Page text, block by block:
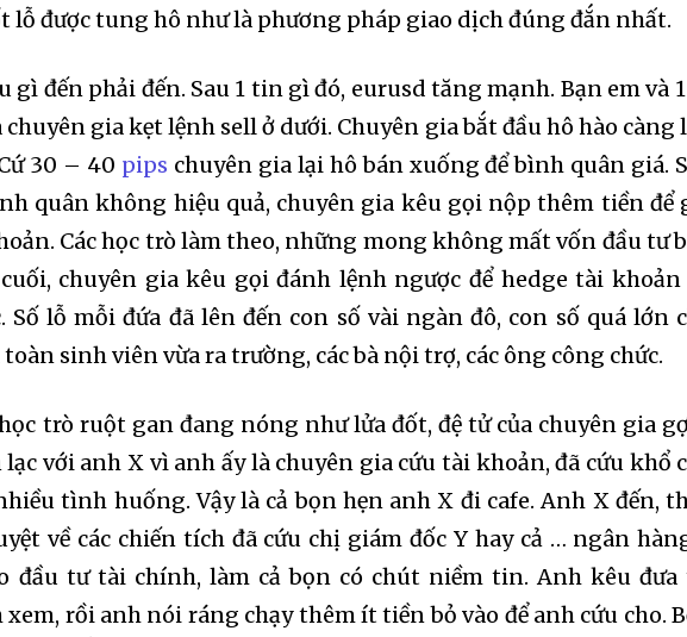
lỗ được tung hô như là phương pháp giao dịch đúng đắn nhất.
gì đến phải đến. Sau 1 tin gì đó, eurusd tăng mạnh. Bạn em và
chuyên gia kẹt lệnh sell ở dưới. Chuyên gia bắt đầu hô hào càng
30 – 40 pips chuyên gia lại hô bán xuống để bình quân giá.
quân không hiệu quả, chuyên gia kêu gọi nộp thêm tiền để
Các học trò làm theo, những mong không mất vốn đầu tư
cuối, chuyên gia kêu gọi đánh lệnh ngược để hedge tài
Số lỗ mỗi đứa đã lên đến con số vài ngàn đô, con số quá lớn
sinh viên vừa ra trường, các bà nội trợ, các ông công chức.
trò ruột gan đang nóng như lửa đốt, đệ tử của chuyên gia
với anh X vì anh ấy là chuyên gia cứu tài khoản, đã cứu khổ
tình huống. Vậy là cả bọn hẹn anh X đi cafe. Anh X đến,
về các chiến tích đã cứu chị giám đốc Y hay cả … ngân
đầu tư tài chính, làm cả bọn có chút niềm tin. Anh kêu đưa
rồi anh nói ráng chạy thêm ít tiền bỏ vào để anh cứu cho.